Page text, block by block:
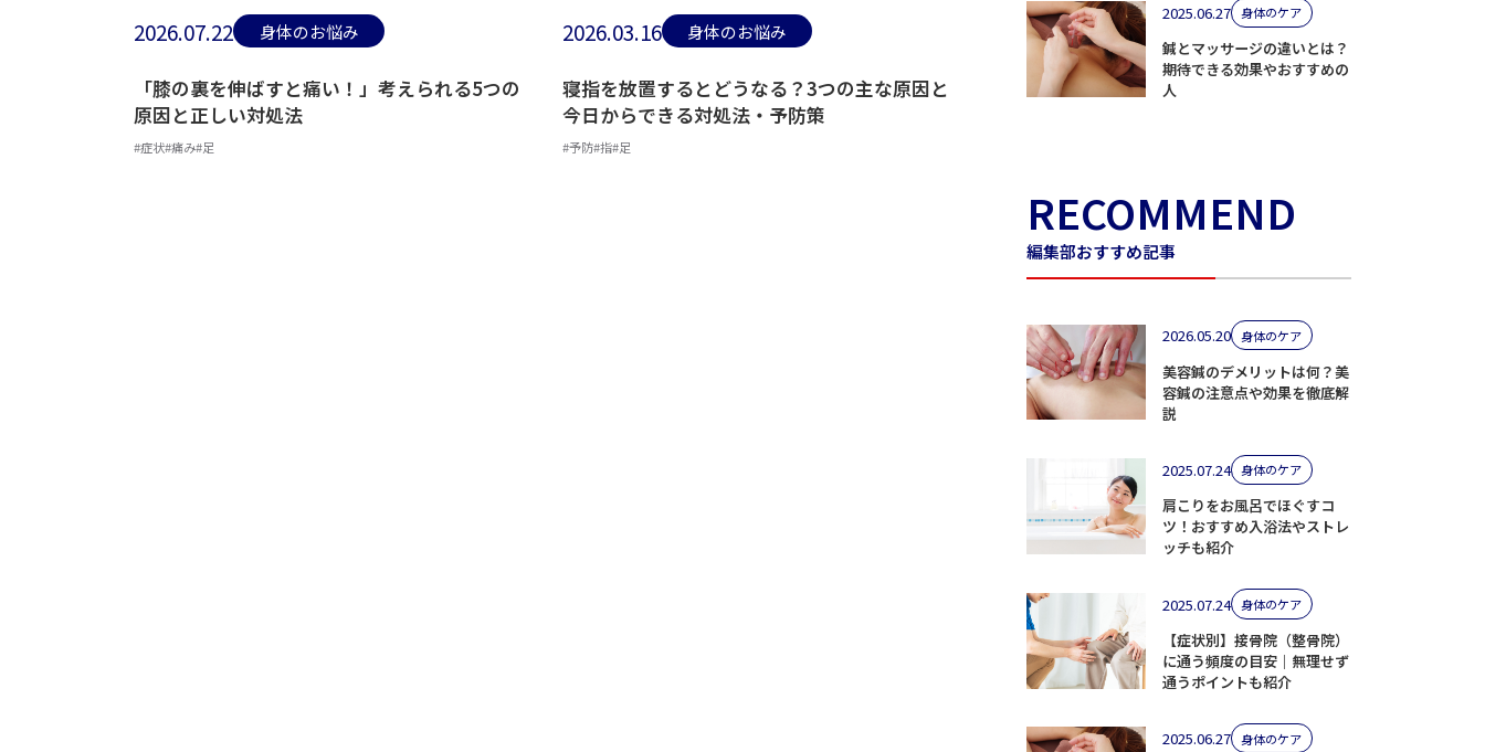
2026.07.22 身体のお悩み
「膝の裏を伸ばすと痛い！」考えられる5つの
原因と正しい対処法
#症状#痛み#足
2026.03.16 身体のお悩み
寝指を放置するとどうなる？3つの主な原因と
今日からできる対処法・予防策
#予防#指#足
2025.06.27 身体のケア
鍼とマッサージの違いとは？
期待できる効果やおすすめの
人
RECOMMEND
編集部おすすめ記事
2026.05.20 身体のケア
美容鍼のデメリットは何？美
容鍼の注意点や効果を徹底解
説
2025.07.24 身体のケア
肩こりをお風呂でほぐすコ
ツ！おすすめ入浴法やストレ
ッチも紹介
2025.07.24 身体のケア
【症状別】接骨院（整骨院）
に通う頻度の目安｜無理せず
通うポイントも紹介
2025.06.27 身体のケア